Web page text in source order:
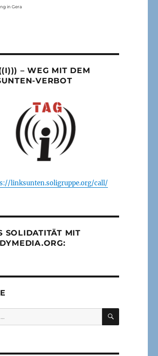
in Gera
– WEG MIT DEM
VERBOT
linksunten.soligruppe.org/call/
SOLIDATITÄT MIT
SUCHEN